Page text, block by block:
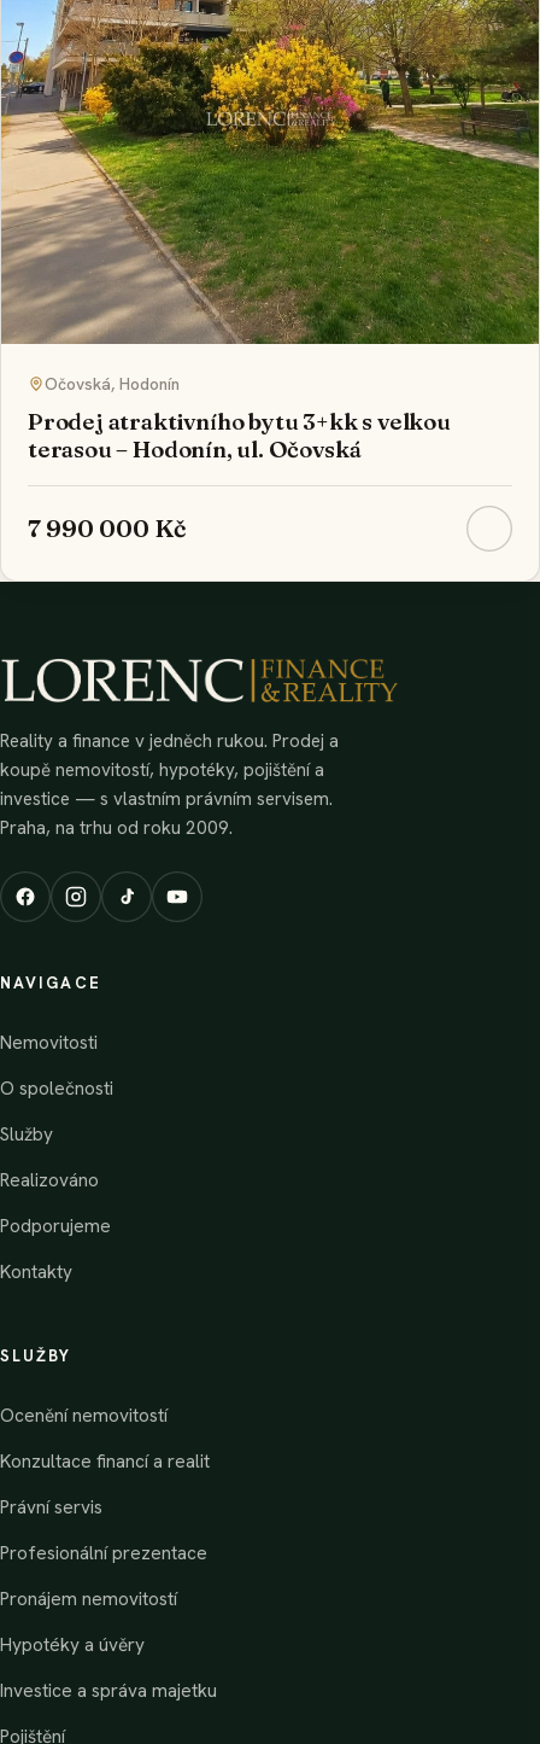
Očovská, Hodonín
Prodej atraktivního bytu 3+kk s velkou
terasou – Hodonín, ul. Očovská
7 990 000 Kč
Reality a finance v jedněch rukou. Prodej a
koupě nemovitostí, hypotéky, pojištění a
investice — s vlastním právním servisem.
Praha, na trhu od roku 2009.
NAVIGACE
Nemovitosti
O společnosti
Služby
Realizováno
Podporujeme
Kontakty
SLUŽBY
Ocenění nemovitostí
Konzultace financí a realit
Právní servis
Profesionální prezentace
Pronájem nemovitostí
Hypotéky a úvěry
Investice a správa majetku
Pojištění